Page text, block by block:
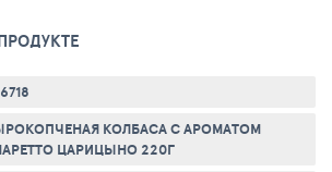
КОЛБАСА С АРОМАТОМ
ЦАРИЦЫНО 220Г